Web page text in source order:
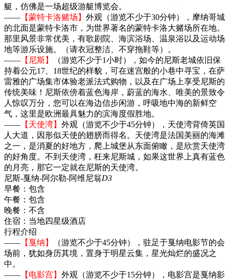
艇，仿佛是一场超级游艇博览会。
—— 【蒙特卡洛赌场】 外观（游览不少于30分钟），摩纳哥城
的北面是蒙特卡洛市，为世界著名的蒙特卡洛大赌场所在地。
那里风景非常优美，有歌剧院、海滨浴场、温泉浴以及运动场
地等游乐设施。（请衣冠整洁、不穿拖鞋等）。
—— 【尼斯】
（游览不少于1小时），如今的尼斯老城依旧保
持着公元17、18世纪的样貌，可在迷宫般的小巷中寻宝，在萨
雷雅的广场集市体验老派法式购物，以及在广场上享受尼斯的
传统美味！尼斯依傍着蓝色海岸，蔚蓝的海水、唯美的景致令
人惊叹万分，您可以在海边信步闲游，呼吸地中海的新鲜空
气，这里是欧洲最具魅力的滨海度假胜地。
—— 【天使湾】 外观（游览不少于45分钟），天使湾背倚英国
人大道，因形似天使的翅膀而得名。天使湾是法国美丽的海滩
之一，是消夏的好地方，爬上城堡从东面俯瞰，是欣赏天使湾
的好角度。不到天使湾，枉来尼斯城，如果这世界上真有蓝色
的月亮，那它一定就在尼斯的天使湾。
尼斯-戛纳-阿尔勒-阿维尼翁D3
早餐： 包含
午餐： 包含
晚餐： 不含
住宿： 当地四星级酒店
行程介绍
—— 【戛纳】
（游览不少于45分钟），驻足于戛纳电影节的会
场前，犹如身历其境，置身于明星云集，星光灿烂的盛况之
中。
—— 【电影宫】 外观（游览不少于15分钟），电影宫是戛纳影